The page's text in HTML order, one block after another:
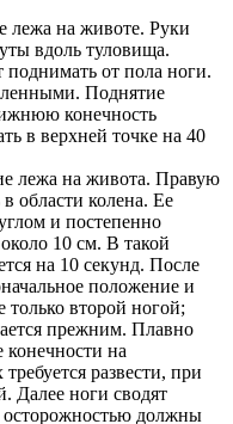
лежа на животе. Руки
вдоль туловища.
поднимать от пола ноги.
Поднятие
конечность
в верхней точке на 40
лежа на живота. Правую
области колена. Ее
и постепенно
10 см. В такой
на 10 секунд. После
положение и
второй ногой;
прежним. Плавно
на
развести, при
Далее ноги сводят
осторожностью должны